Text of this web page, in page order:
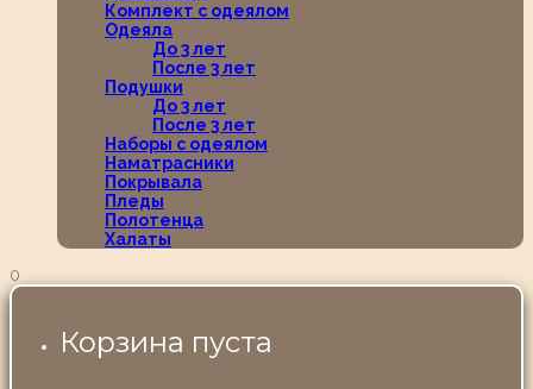
Комплект с одеялом
Одеяла
До 3 лет
После 3 лет
Подушки
До 3 лет
После 3 лет
Наборы с одеялом
Наматрасники
Покрывала
Пледы
Полотенца
Халаты
0
Корзина пуста